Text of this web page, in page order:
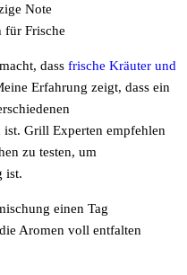
Note
für Frische
dass frische Kräuter und
Erfahrung zeigt, dass ein
ist. Grill Experten empfehlen
zu testen, um
ist.
einen Tag
Aromen voll entfalten